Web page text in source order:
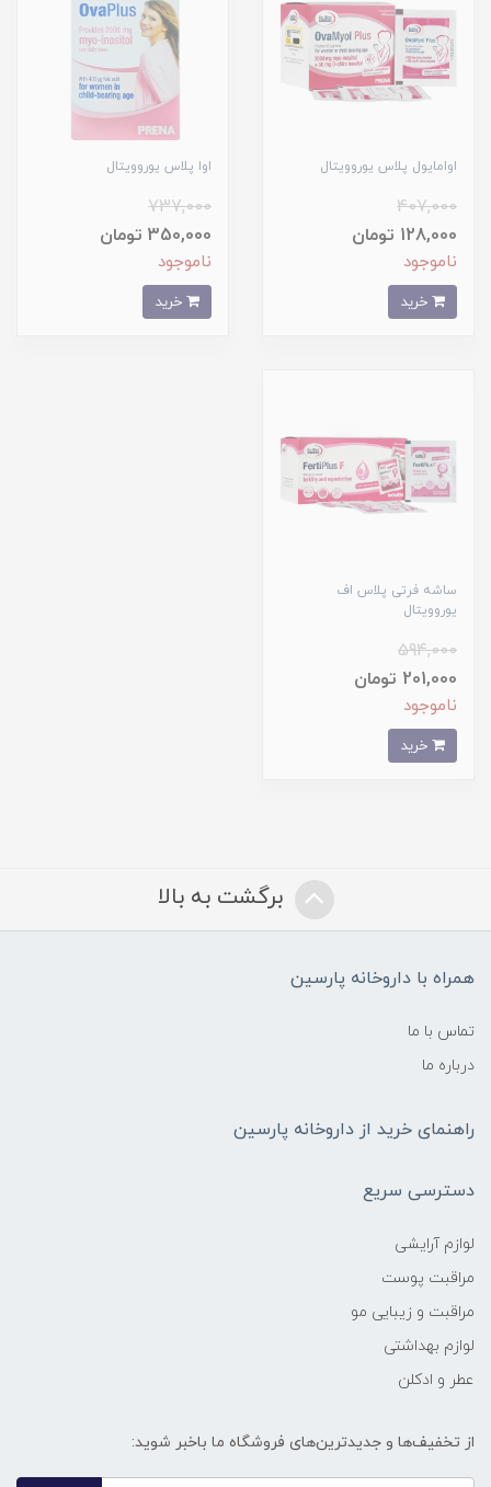
اوامایول پلاس یوروویتال
407,000
128,000 تومان
ناموجود
اوا پلاس یوروویتال
737,000
350,000 تومان
ناموجود
ساشه فرتی پلاس اف
یوروویتال
594,000
201,000 تومان
ناموجود
برگشت به بالا
همراه با داروخانه پارسین
تماس با ما
درباره ما
راهنمای خرید از داروخانه پارسین
دسترسی سریع
لوازم آرایشی
مراقبت پوست
مراقبت و زیبایی مو
لوازم بهداشتی
عطر و ادکلن
از تخفیف‌ها و جدیدترین‌های فروشگاه ما باخبر شوید: